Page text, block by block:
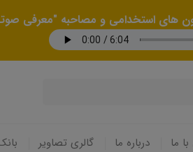
های استخدامی و مصاحبه "معرفی
ما درباره ما گالری تصاویر